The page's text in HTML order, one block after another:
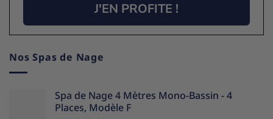
J'EN PROFITE !
Nos Spas de Nage
Spa de Nage 4 Mètres Mono-Bassin - 4
Places, Modèle F